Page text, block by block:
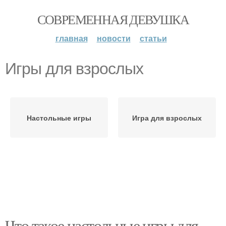
СОВРЕМЕННАЯ ДЕВУШКА
главная новости статьи
Игры для взрослых
Настольные игры Игра для взрослых